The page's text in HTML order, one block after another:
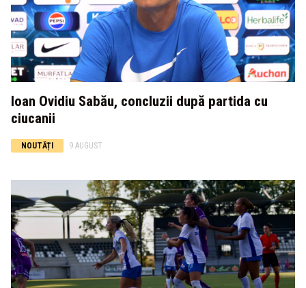
Ioan Ovidiu Sabău, concluzii după partida cu
ciucanii
NOUTĂȚI 9 AUGUST